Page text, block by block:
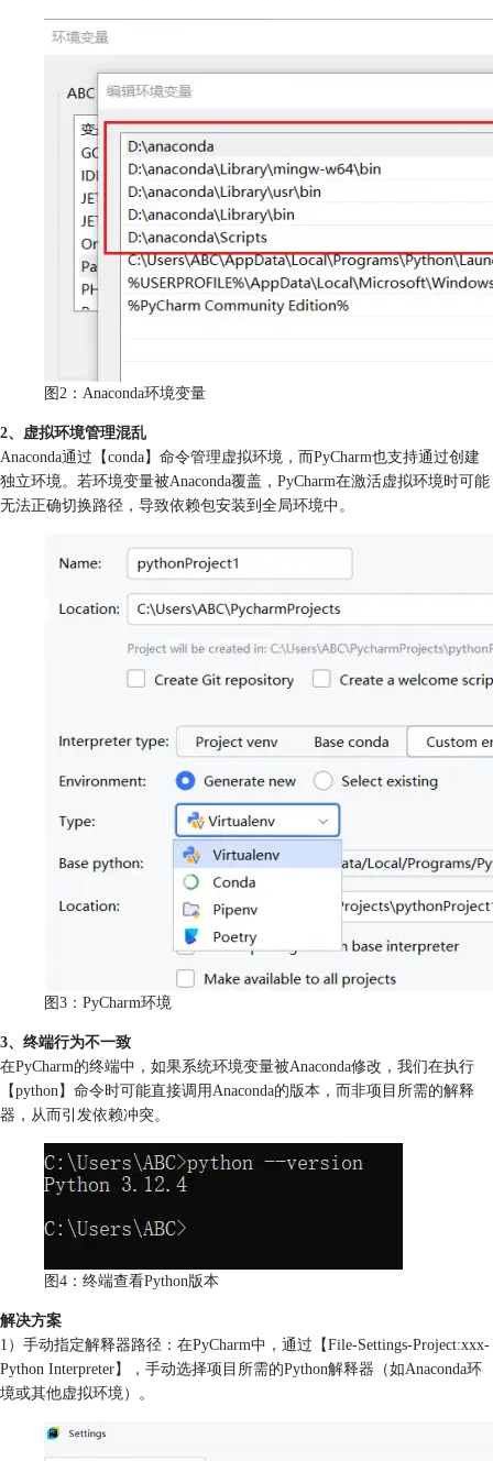
图2：Anaconda环境变量
2、虚拟环境管理混乱
Anaconda通过【conda】命令管理虚拟环境，而PyCharm也支持通过创建
独立环境。若环境变量被Anaconda覆盖，PyCharm在激活虚拟环境时可能
无法正确切换路径，导致依赖包安装到全局环境中。
图3：PyCharm环境
3、终端行为不一致
在PyCharm的终端中，如果系统环境变量被Anaconda修改，我们在执行
【python】命令时可能直接调用Anaconda的版本，而非项目所需的解释
器，从而引发依赖冲突。
图4：终端查看Python版本
解决方案
1）手动指定解释器路径：在PyCharm中，通过【File-Settings-Project:xxx-
Python Interpreter】，手动选择项目所需的Python解释器（如Anaconda环
境或其他虚拟环境）。